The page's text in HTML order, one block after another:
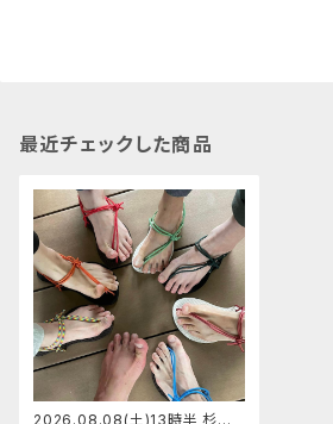
最近チェックした商品
2026.08.08(土)13時半 杉並